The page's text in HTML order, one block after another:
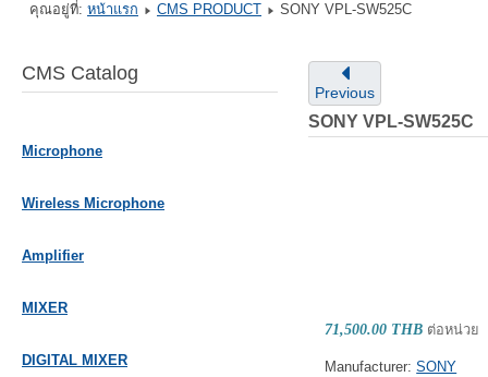
คุณอยู่ที่: หน้าแรก CMS PRODUCT SONY VPL-SW525C
CMS Catalog
Microphone
Wireless Microphone
Amplifier
MIXER
DIGITAL MIXER
Previous
SONY VPL-SW525C
71,500.00 THB ต่อหน่วย
Manufacturer:SONY